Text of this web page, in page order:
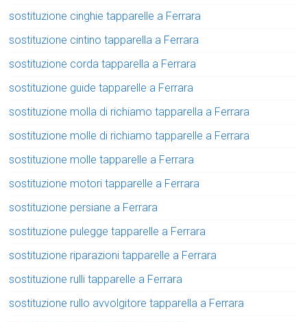
sostituzione cinghie tapparelle a Ferrara
sostituzione cintino tapparella a Ferrara
sostituzione corda tapparella a Ferrara
sostituzione guide tapparelle a Ferrara
sostituzione molla di richiamo tapparella a Ferrara
sostituzione molle di richiamo tapparelle a Ferrara
sostituzione molle tapparelle a Ferrara
sostituzione motori tapparelle a Ferrara
sostituzione persiane a Ferrara
sostituzione pulegge tapparelle a Ferrara
sostituzione riparazioni tapparelle a Ferrara
sostituzione rulli tapparelle a Ferrara
sostituzione rullo avvolgitore tapparella a Ferrara